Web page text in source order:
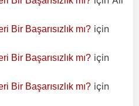
Bir Başarısızlık mı? için
Bir Başarısızlık mı? için
Bir Başarısızlık mı? için